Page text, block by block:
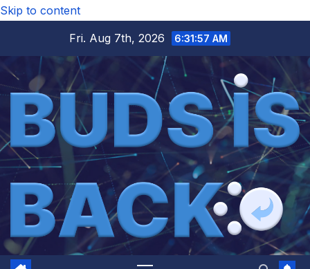
Skip to content
Fri. Aug 7th, 2026
6:31:58 AM